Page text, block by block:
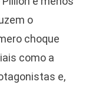
o
choque
como a
e,